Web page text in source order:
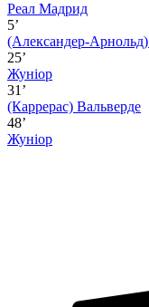
Реал Мадрид
5’
(Александер-Арнольд)
25’
Жуніор
31’
(Каррерас) Вальверде
48’
Жуніор